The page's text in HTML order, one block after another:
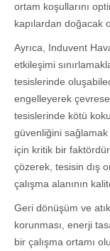
ortam koşullarını
kapılardan doğacak
Ayrıca, Induvent
etkileşimi
tesislerinde
engelleyerek
tesislerinde kötü
güvenliğini
için kritik bir
çözerek, tesisin dış
çalışma alanının
Geri dönüşüm ve
korunması, enerji
bir çalışma ortamı